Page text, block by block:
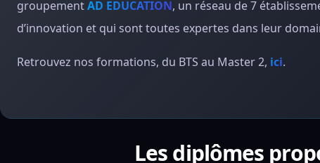
groupementAD EDUCATION, un réseau de 7
d’innovation et qui sont toutes expertes dans leur
Retrouvez nos formations, du BTS au Master 2, ici.
Les diplômes